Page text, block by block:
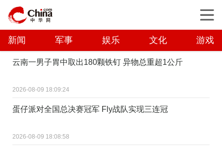
新闻 军事 娱乐 文化 游戏
云南一男子胃中取出180颗铁钉 异物总重超1公斤
2026-08-09 18:09:24
蛋仔派对全国总决赛冠军 Fly战队实现三连冠
2026-08-09 18:08:58